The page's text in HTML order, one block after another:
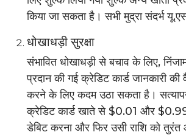
किया जा सकता है। सभी मुद्रा संदर्भ
धोखाधड़ी सुरक्षा
संभावित धोखाधड़ी से बचाव के लिए,
प्रदान की गई क्रेडिट कार्ड जानकारी की
करने के लिए कदम उठा सकता है।
क्रेडिट कार्ड खाते से $0.01 और $0.99
डेबिट करना और फिर उसी राशि को